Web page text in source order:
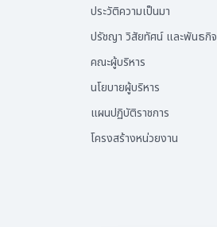
ประวัติความเป็นมา
ปรัชญา วิสัยทัศน์ และพันธกิจ
คณะผู้บริหาร
นโยบายผู้บริหาร
แผนปฏิบัติราชการ
โครงสร้างหน่วยงาน